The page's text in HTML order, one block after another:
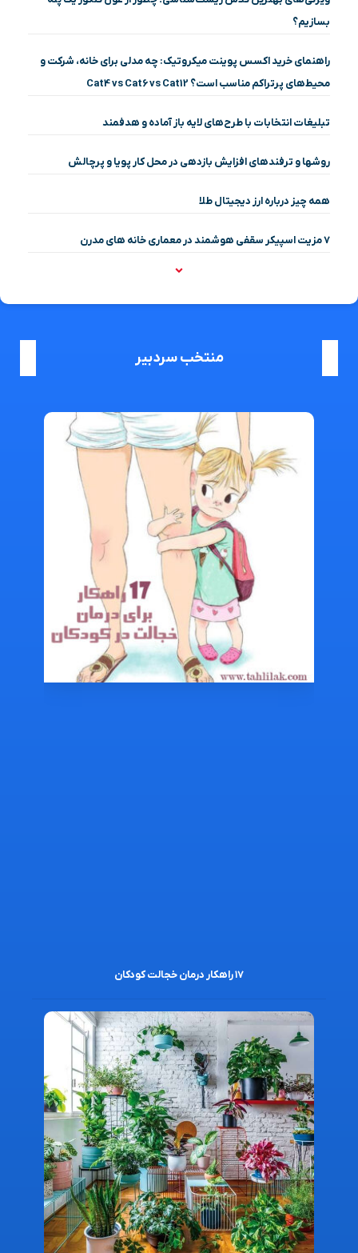
بسازیم؟
راهنمای خرید اکسس پوینت میکروتیک: چه مدلی برای خانه، شرکت و
محیط‌های پرتراکم مناسب است؟ Cat4 vs Cat6 vs Cat12
تبلیغات انتخابات با طرح‌های لایه باز آماده و هدفمند
روشها و ترفندهای افزایش بازدهی در محل کار پویا و پرچالش
همه چیز درباره ارز دیجیتال طلا
۷ مزیت اسپیکر سقفی هوشمند در معماری خانه‌ های مدرن
منتخب سردبیر
۱۷ راهکار درمان خجالت کودکان